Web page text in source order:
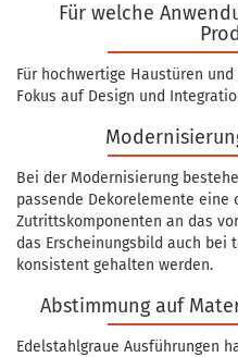
Für welche
Für hochwertige Haustüren
Fokus auf Design und
Bei der Modernisierung
passende Dekorelemente eine
Zutrittskomponenten an das
das Erscheinungsbild auch bei
konsistent gehalten werden.
Abstimmung auf
Edelstahlgraue Ausführungen